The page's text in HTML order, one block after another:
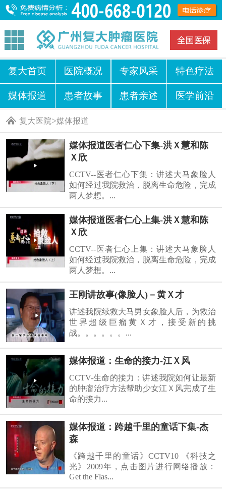
复大首页 医院概况 专家风采 特色疗法
媒体报道 患者故事 患者亲述 医学前沿
复大医院>媒体报道
媒体报道医者仁心下集-洪Ｘ慧和陈
Ｘ欣
CCTV--医者仁心下集：讲述大马象脸人
如何经过我院救治，脱离生命危险，完成
两人梦想。...
媒体报道医者仁心上集-洪Ｘ慧和陈
Ｘ欣
CCTV--医者仁心上集：讲述大马象脸人
如何经过我院救治，脱离生命危险，完成
两人梦想。...
王刚讲故事(像脸人)－黄Ｘ才
讲述我院续救大马男女象脸人后，为救治
世界超级巨瘤黄Ｘ才，接受新的挑
战。。。。。。...
媒体报道：生命的接力-江Ｘ风
CCTV-生命的接力：讲述我院如何让最新
的肿瘤治疗方法帮助少女江Ｘ风完成了生
命的接力...
媒体报道：跨越千里的童话下集-杰
森
《跨越千里的童话》CCTV10 《科技之
光》2009年，点击图片进行网络播放：
Get the Flas...